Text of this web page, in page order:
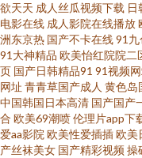
不用下载免费观看 欧美日
久操网址 99艹艹艹 91大神
91n在线国产对白 久久黄网
69超碰久草牛牛 狼友91视频
欲天天 成人丝瓜视频下载 日
电影在线 成人影院在线播放
洲东京热 国产不卡在线91九
91大神精品 欧美怡红院院二
页 国产日韩精品91 91视频
网址 青青草国产成人 黄色岛
中国韩国日本高清 国产国产
合 欧美69潮喷伦理片app下
爱aa影院 欧美性爱插插欧美
产丝袜美女 国产精彩视频操